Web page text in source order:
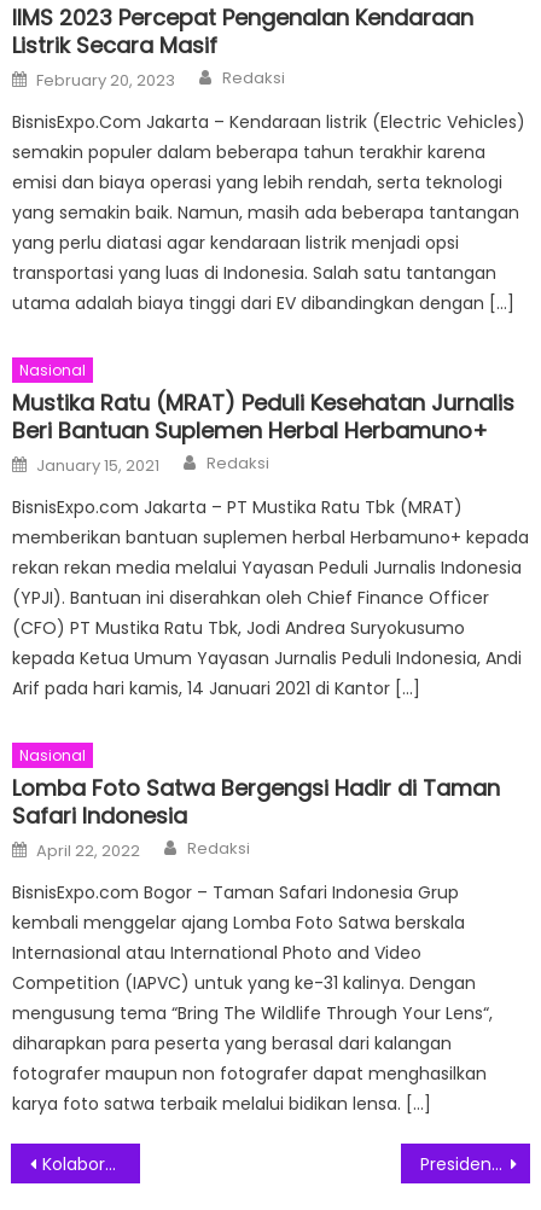
IIMS 2023 Percepat Pengenalan Kendaraan
Listrik Secara Masif
Posted
on
February 20, 2023 Author
Redaksi
BisnisExpo.Com Jakarta – Kendaraan listrik (Electric Vehicles)
semakin populer dalam beberapa tahun terakhir karena
emisi dan biaya operasi yang lebih rendah, serta teknologi
yang semakin baik. Namun, masih ada beberapa tantangan
yang perlu diatasi agar kendaraan listrik menjadi opsi
transportasi yang luas di Indonesia. Salah satu tantangan
utama adalah biaya tinggi dari EV dibandingkan dengan […]
Nasional
Mustika Ratu (MRAT) Peduli Kesehatan Jurnalis
Beri Bantuan Suplemen Herbal Herbamuno+
Posted
on
January 15, 2021 Author
Redaksi
BisnisExpo.com Jakarta – PT Mustika Ratu Tbk (MRAT)
memberikan bantuan suplemen herbal Herbamuno+ kepada
rekan rekan media melalui Yayasan Peduli Jurnalis Indonesia
(YPJI). Bantuan ini diserahkan oleh Chief Finance Officer
(CFO) PT Mustika Ratu Tbk, Jodi Andrea Suryokusumo
kepada Ketua Umum Yayasan Jurnalis Peduli Indonesia, Andi
Arif pada hari kamis, 14 Januari 2021 di Kantor […]
Nasional
Lomba Foto Satwa Bergengsi Hadir di Taman
Safari Indonesia
Posted
on
April 22, 2022 Author
Redaksi
BisnisExpo.com Bogor – Taman Safari Indonesia Grup
kembali menggelar ajang Lomba Foto Satwa berskala
Internasional atau International Photo and Video
Competition (IAPVC) untuk yang ke-31 kalinya. Dengan
mengusung tema “Bring The Wildlife Through Your Lens“,
diharapkan para peserta yang berasal dari kalangan
fotografer maupun non fotografer dapat menghasilkan
karya foto satwa terbaik melalui bidikan lensa. […]
Post
Kolaborasi HSI dan JAPFA Experience Konsepkan Piring Menjadi Karya Seni Presiden Jokowi Akan Tinjau Pembangunan Kantor Presiden di IKN